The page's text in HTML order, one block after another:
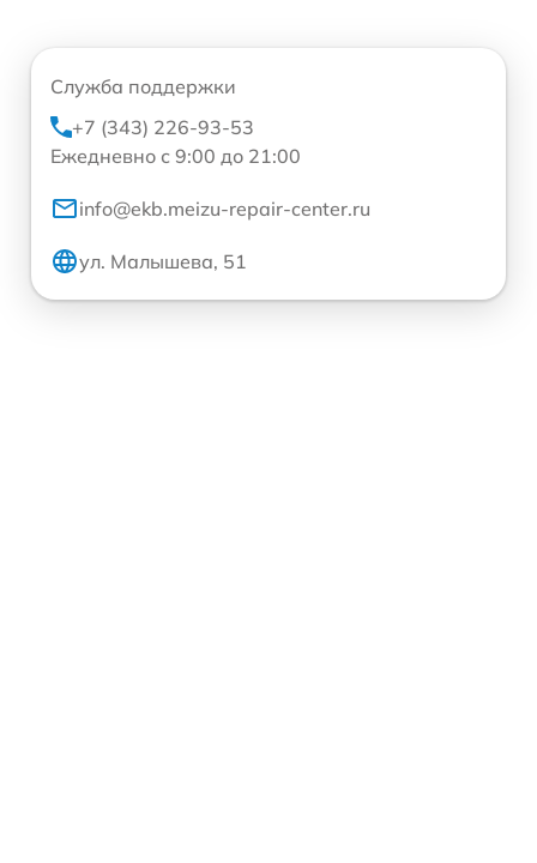
Служба поддержки
+7 (343) 226-93-53
Ежедневно с 9:00 до 21:00
info@ekb.meizu-repair-center.ru
ул. Малышева, 51